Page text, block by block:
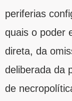
periferias
quais o poder
direta, da
deliberada da
de